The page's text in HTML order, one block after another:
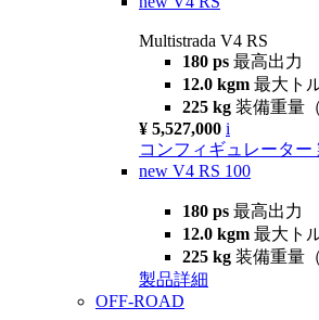
Multistrada V4 RS
180 ps 最高出力
12.0 kgm 最大ト
225 kg 装備重量
¥ 5,527,000 i
コンフィギュレーター
new V4 RS 100
180 ps 最高出力
12.0 kgm 最大ト
225 kg 装備重量
製品詳細
OFF-ROAD